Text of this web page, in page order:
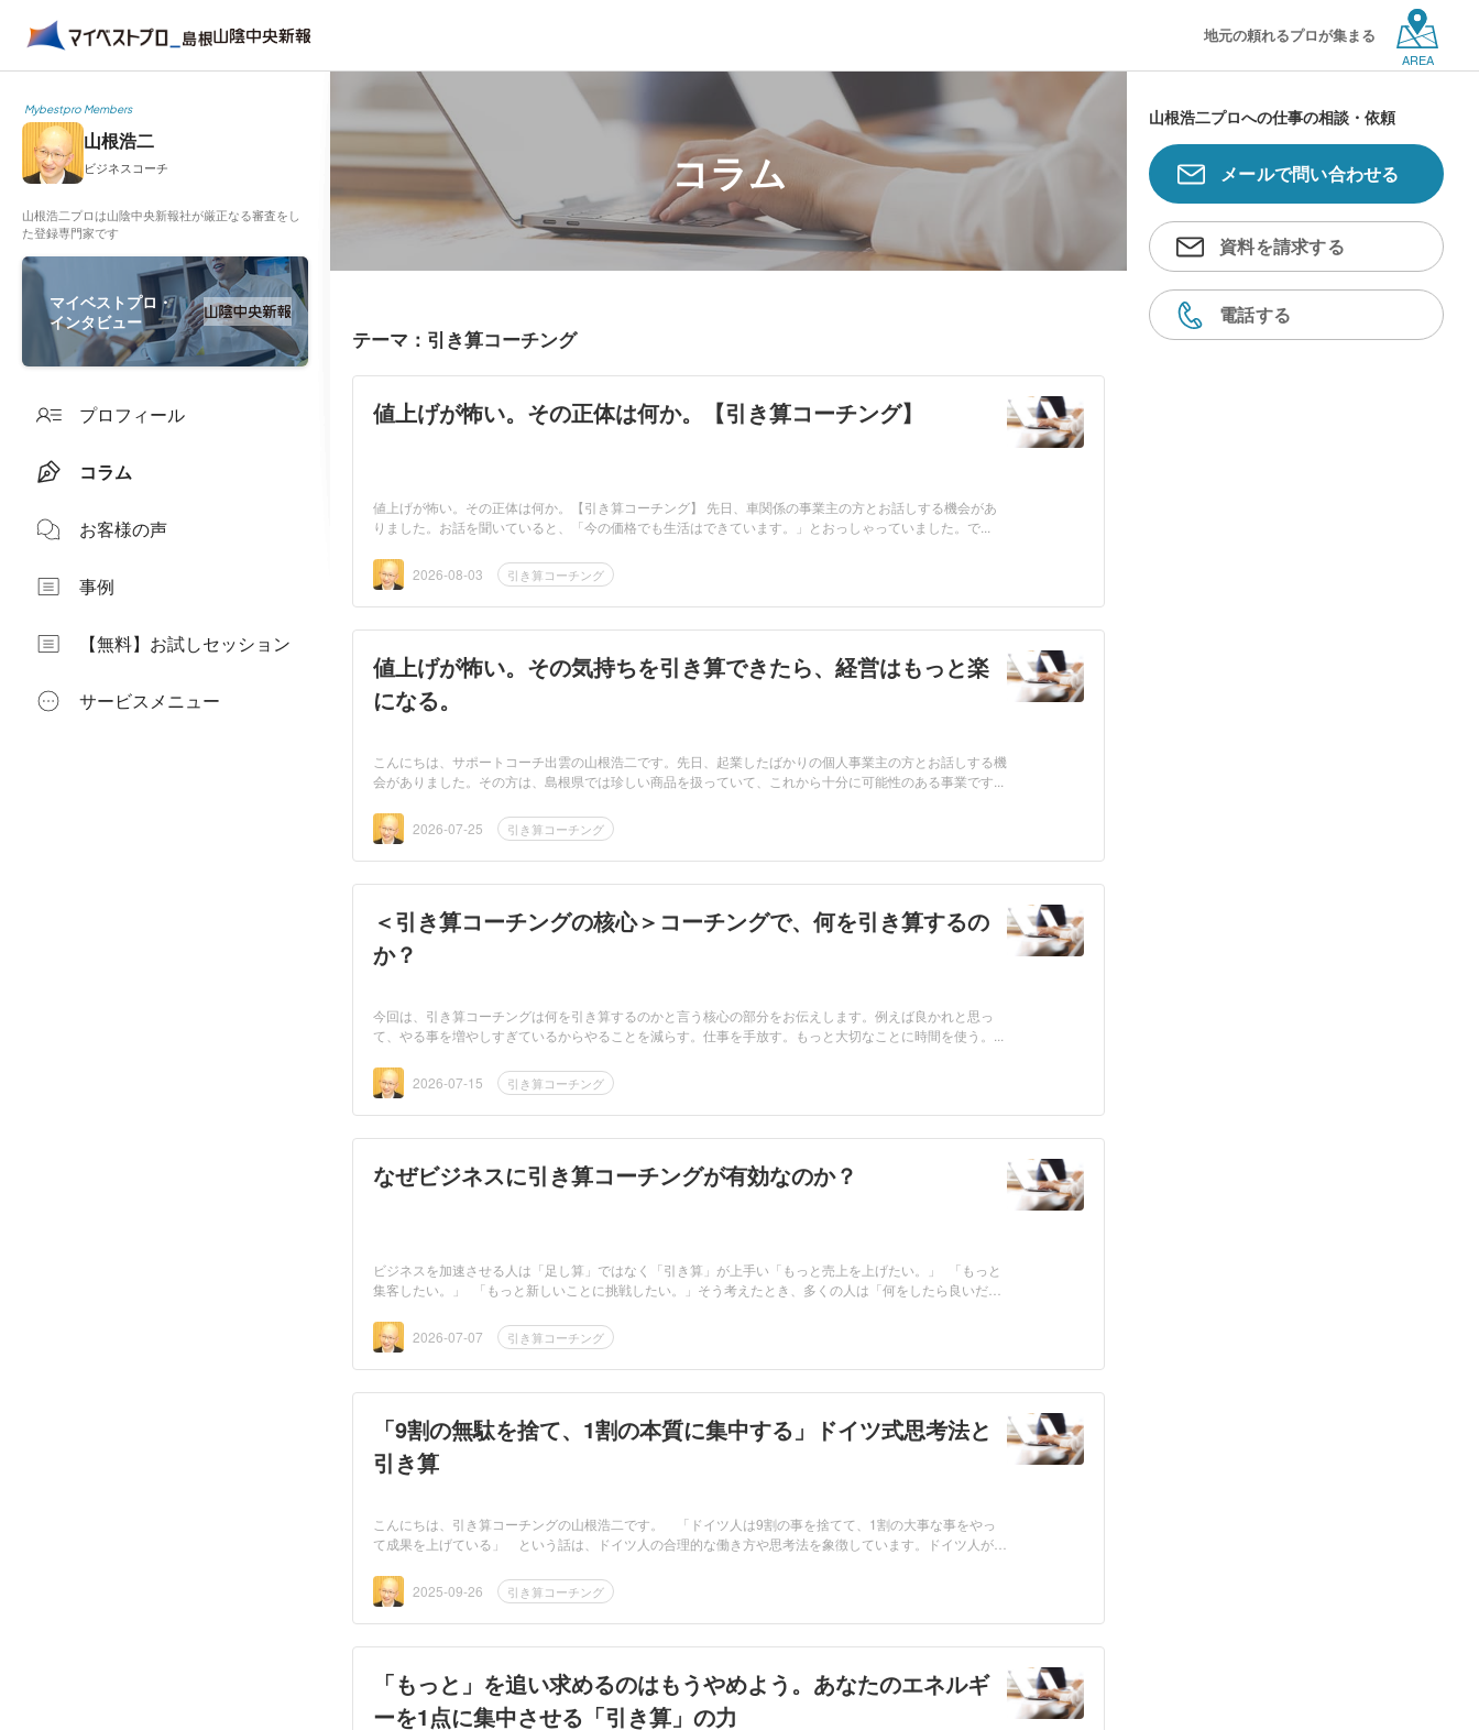
地元の頼れるプロが集まる
AREA
Mybestpro Members
山根浩二
ビジネスコーチ
山根浩二プロは山陰中央新報社が厳正なる審査をし
た登録専門家です
マイベストプロ・
インタビュー
プロフィール
コラム
お客様の声
事例
【無料】お試しセッション
サービスメニュー
コラム
テーマ：引き算コーチング
値上げが怖い。その正体は何か。【引き算コーチング】
値上げが怖い。その正体は何か。【引き算コーチング】 先日、車関係の事業主の方とお話しする機会があ
りました。お話を聞いていると、「今の価格でも生活はできています。」とおっしゃっていました。で...
2026-08-03 引き算コーチング
値上げが怖い。その気持ちを引き算できたら、経営はもっと楽
になる。
こんにちは、サポートコーチ出雲の山根浩二です。先日、起業したばかりの個人事業主の方とお話しする機
会がありました。その方は、島根県では珍しい商品を扱っていて、これから十分に可能性のある事業です...
2026-07-25 引き算コーチング
＜引き算コーチングの核心＞コーチングで、何を引き算するの
か？
今回は、引き算コーチングは何を引き算するのかと言う核心の部分をお伝えします。例えば良かれと思っ
て、やる事を増やしすぎているからやることを減らす。仕事を手放す。もっと大切なことに時間を使う。...
2026-07-15 引き算コーチング
なぜビジネスに引き算コーチングが有効なのか？
ビジネスを加速させる人は「足し算」ではなく「引き算」が上手い「もっと売上を上げたい。」 「もっと
集客したい。」 「もっと新しいことに挑戦したい。」そう考えたとき、多くの人は「何をしたら良いだろ
2026-07-07
引き算コーチング
「9割の無駄を捨て、1割の本質に集中する」ドイツ式思考法と
引き算
こんにちは、引き算コーチングの山根浩二です。 「ドイツ人は9割の事を捨てて、1割の大事な事をやっ
て成果を上げている」 という話は、ドイツ人の合理的な働き方や思考法を象徴しています。ドイツ人が
2025-09-26
引き算コーチング
「もっと」を追い求めるのはもうやめよう。あなたのエネルギ
ーを1点に集中させる「引き算」の力
山根浩二プロへの仕事の相談・依頼
メールで問い合わせる
資料を請求する
電話する